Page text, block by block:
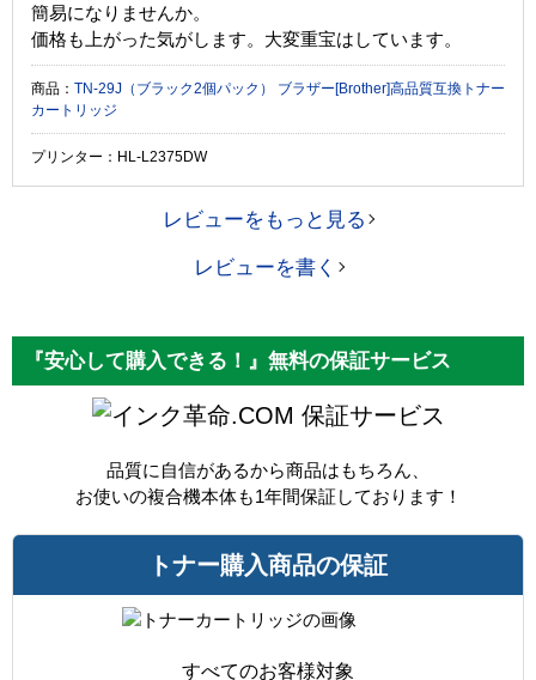
簡易になりませんか。
価格も上がった気がします。大変重宝はしています。
商品： TN-29J（ブラック2個パック） ブラザー[Brother]高品質互換トナー
カートリッジ
プリンター：HL-L2375DW
レビューをもっと見る
レビューを書く
『安心して購入できる！』無料の保証サービス
保証サービス
品質に自信があるから商品はもちろん、
お使いの複合機本体も1年間保証しております！
トナー購入商品の保証
すべてのお客様対象